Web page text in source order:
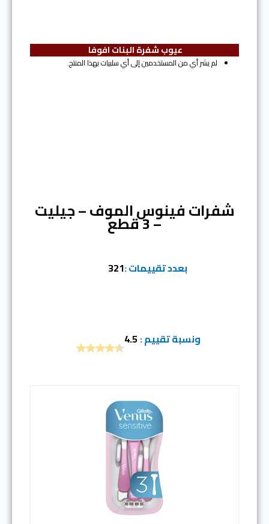
عيوب شفرة البنات افوفا
لم يشر أي من المستخدمين إلى أي سلبيات بهذا المنتج.
شفرات فينوس الموف – جيليت
– 3 قطع
بعدد تقييمات :321
ونسبة تقييم :4.5